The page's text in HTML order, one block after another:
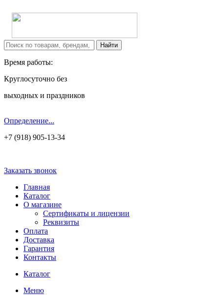
Время работы:
Круглосуточно без
выходных и праздников
Определение...
+7 (918) 905-13-34
Заказать звонок
Главная
Каталог
О магазине
Сертификаты и лицензии
Реквизиты
Оплата
Доставка
Гарантия
Контакты
Каталог
Меню